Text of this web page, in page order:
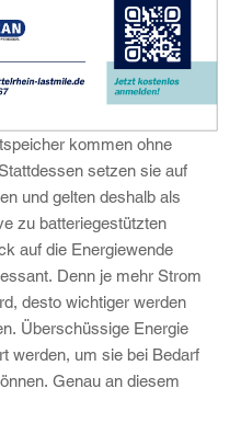
kommen ohne
setzen sie auf
und gelten deshalb als
zu batteriegestützten
auf die Energiewende
Denn je mehr Strom
desto wichtiger werden
Überschüssige Energie
werden, um sie bei Bedarf
Genau an diesem